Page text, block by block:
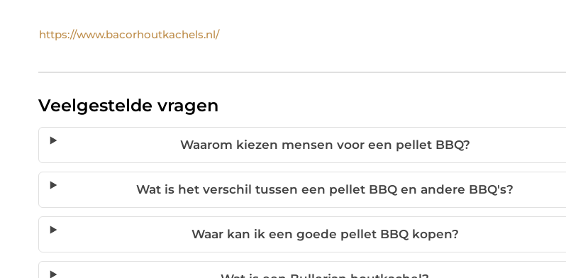
https://www.bacorhoutkachels.nl/
Veelgestelde vragen
Waarom kiezen mensen voor een pellet BBQ?
Wat is het verschil tussen een pellet BBQ en andere BBQ's?
Waar kan ik een goede pellet BBQ kopen?